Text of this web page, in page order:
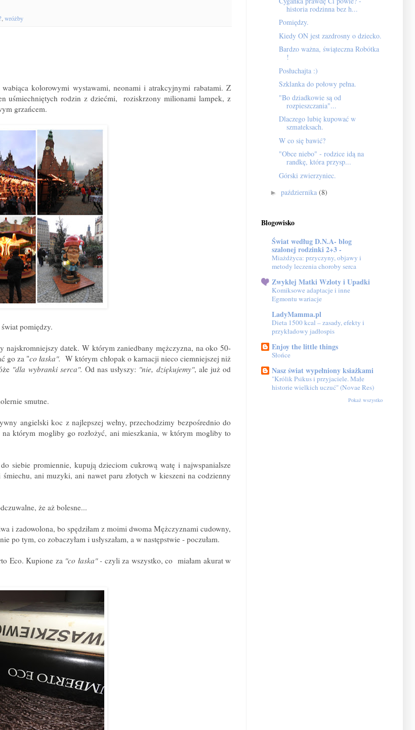
,wróżby
kolorowymi wystawami, neonami i atrakcyjnymi rabatami. Z
uśmiechniętych rodzin z dziećmi, roziskrzony milionami lampek, z
grzańcem.
pomiędzy.
datek. W którym zaniedbany mężczyzna, na oko 50-
go za "co łaska". W którym chłopak o karnacji nieco ciemniejszej niż
"dla wybranki serca". Od nas usłyszy: "nie, dziękujemy", ale już od
smutne.
angielski koc z najlepszej wełny, przechodzimy bezpośrednio do
którym mogliby go rozłożyć, ani mieszkania, w którym mogliby to
siebie promiennie, kupują dzieciom cukrową watę i najwspanialsze
ani muzyki, ani nawet paru złotych w kieszeni na codzienny
że aż bolesne...
i zadowolona, bo spędziłam z moimi dwoma Mężczyznami cudowny,
tym, co zobaczyłam i usłyszałam, a w następstwie - poczułam.
Eco. Kupione za "co łaska" - czyli za wszystko, co miałam akurat w
historia rodzinna bez h...
Pomiędzy.
Kiedy ON jest zazdrosny o dziecko.
Bardzo ważna, świąteczna Robótka
!
Posłuchajta :)
Szklanka do połowy pełna.
"Bo dziadkowie są od
rozpieszczania"...
Dlaczego lubię kupować w
szmateksach.
W co się bawić?
"Obce niebo" - rodzice idą na
randkę, która przysp...
Górski zwierzyniec.
► października (8)
Blogowisko
Świat według D.N.A- blog
szalonej rodzinki 2+3 -
Miażdżyca: przyczyny, objawy i
metody leczenia choroby serca
Zwykłej Matki Wzloty i Upadki
Komiksowe adaptacje i inne
Egmontu wariacje
LadyMamma.pl
Dieta 1500 kcal – zasady, efekty i
przykładowy jadłospis
Enjoy the little things
Słońce
Nasz świat wypełniony ksiażkami
"Królik Psikus i przyjaciele. Małe
historie wielkich uczuć" (Novae Res)
Pokaż wszystko